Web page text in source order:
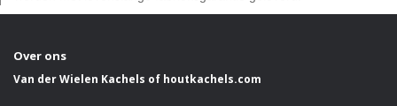
Over ons
Van der Wielen Kachels of houtkachels.com